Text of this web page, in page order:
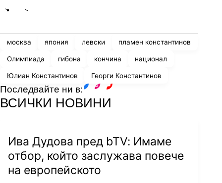
Пламен Константинов изведе
Локомотив (Новосибирск) до бронза
неизменно е в националния тим, като освен на
две световни първенства е един от
състезателите, които участват в олимпийския
дебют на волейбола в Токио през 1964 г.
москва япония левски пламен константинов
Олимпиада гибона кончина национал
Юлиан Константинов Георги Константинов
Последвайте ни в:
ВСИЧКИ НОВИНИ
Ива Дудова пред bTV: Имаме
отбор, който заслужава повече
на европейското